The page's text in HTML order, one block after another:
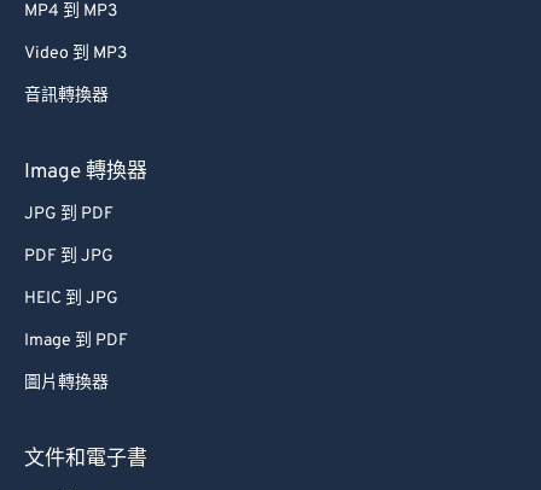
MP4 到 MP3
Video 到 MP3
音訊轉換器
Image 轉換器
JPG 到 PDF
PDF 到 JPG
HEIC 到 JPG
Image 到 PDF
圖片轉換器
文件和電子書